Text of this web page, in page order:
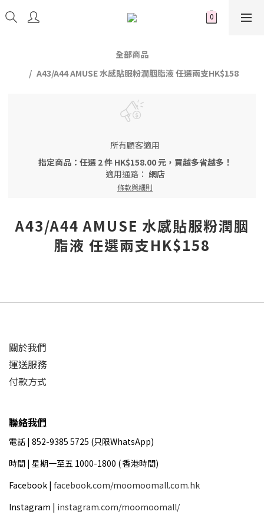
全部商品
A43/A44 AMUSE 水感貼服粉潤胭脂液 任選兩支HK$158
所有顧客適用
指定商品：任選 2 件 HK$158.00 元，買越多省越多！
適用通路： 網店
條款與細則
A43/A44 AMUSE 水感貼服粉潤胭
脂液 任選兩支HK$158
關於我們
運送服務
付款方式
聯絡我們
電話 | 852-9385 5725 (只限WhatsApp)
時間 | 星期一至五 1000-1800 ( 香港時間)
Facebook | facebook.com/moomoomall.com.hk
Instagram | instagram.com/moomoomall/